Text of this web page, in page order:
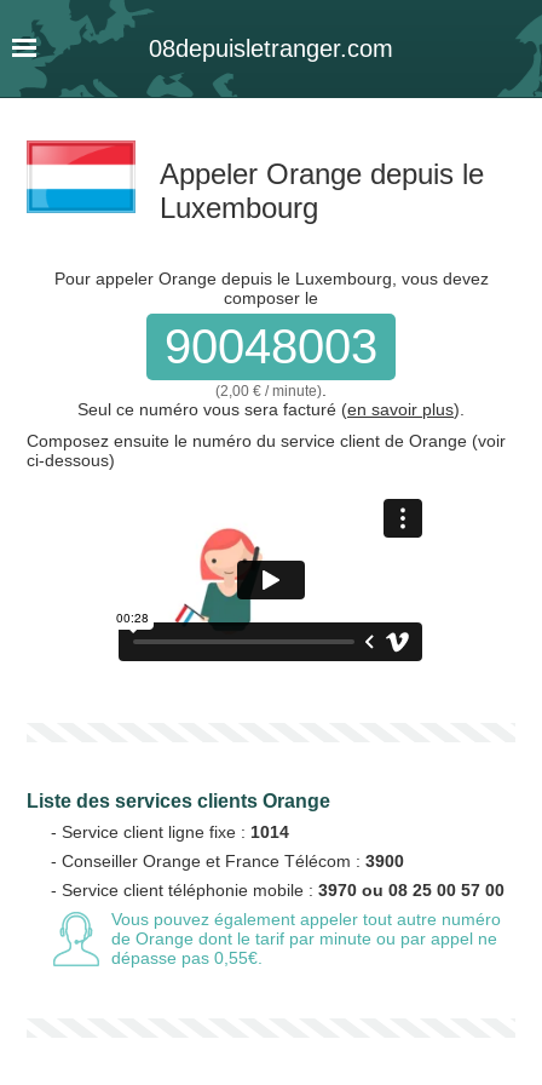
08depuisletranger.com
Appeler Orange depuis le
Luxembourg
Pour appeler Orange depuis le Luxembourg, vous devez
composer le
90048003
(2,00 € / minute)
Seul ce numéro vous sera facturé (en savoir plus).
Composez ensuite le numéro du service client de Orange (voir
ci-dessous)
Liste des services clients Orange
- Service client ligne fixe : 1014
- Conseiller Orange et France Télécom :3900
- Service client téléphonie mobile :3970 ou 08 25 00 57 00
Vous pouvez également appeler tout autre numéro
de Orange dont le tarif par minute ou par appel ne
dépasse pas 0,55€.